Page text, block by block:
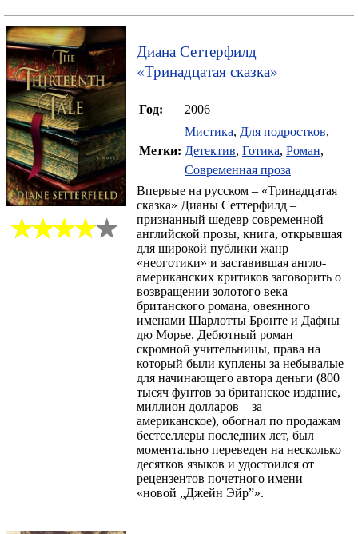
Диана Сеттерфилд
«Тринадцатая сказка»
Год: 2006
Метки:
Мистика, Для подростков,
Детектив, Готика, Роман,
Современная проза
Впервые на русском – «Тринадцатая
сказка» Дианы Сеттерфилд –
признанный шедевр современной
английской прозы, книга, открывшая
для широкой публики жанр
«неоготики» и заставившая англо-
американских критиков заговорить о
возвращении золотого века
британского романа, овеянного
именами Шарлотты Бронте и Дафны
дю Морье. Дебютный роман
скромной учительницы, права на
который были куплены за небывалые
для начинающего автора деньги (800
тысяч фунтов за британское издание,
миллион долларов – за
американское), обогнал по продажам
бестселлеры последних лет, был
моментально переведен на несколько
десятков языков и удостоился от
рецензентов почетного имени
«новой „Джейн Эйр”».